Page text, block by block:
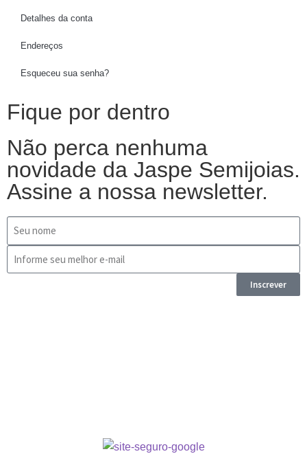
Detalhes da conta
Endereços
Esqueceu sua senha?
Fique por dentro
Não perca nenhuma
novidade da Jaspe Semijoias.
Assine a nossa newsletter.
Inscrever